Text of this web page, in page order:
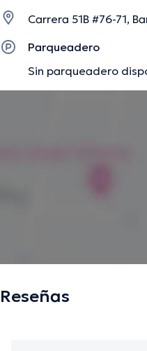
Carrera 51B #76-71,
Parqueadero
Sin parqueadero
Reseñas